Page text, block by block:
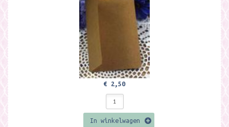
€ 2,50
In winkelwagen